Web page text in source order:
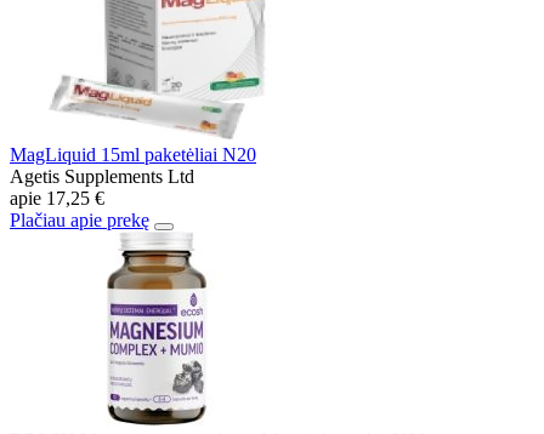
MagLiquid 15ml paketėliai N20
Agetis Supplements Ltd
apie 17,25 €
Plačiau apie prekę